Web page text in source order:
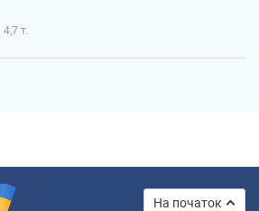
4,7 т.
На початок